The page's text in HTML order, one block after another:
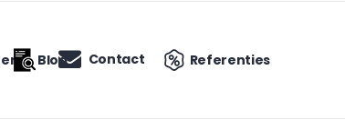
Blog Contact Referenties